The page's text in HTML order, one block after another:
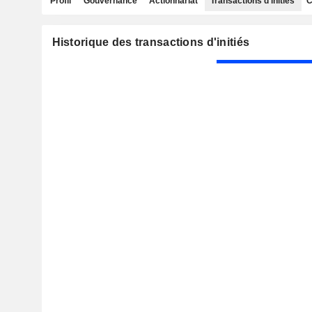
Historique des transactions d'initiés